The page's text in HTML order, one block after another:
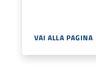
VAI ALLA PAGINA